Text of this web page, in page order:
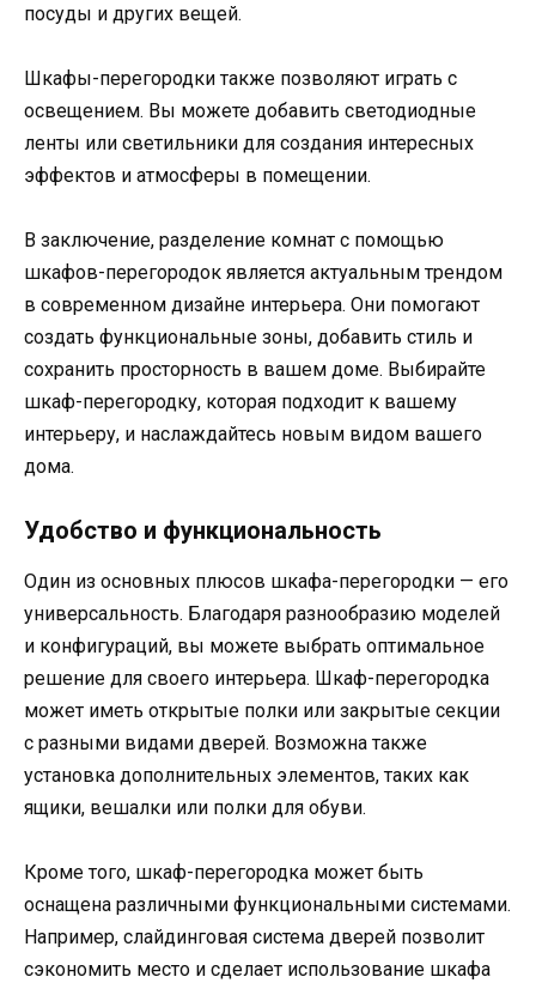
посуды и других вещей.
Шкафы-перегородки также позволяют играть с
освещением. Вы можете добавить светодиодные
ленты или светильники для создания интересных
эффектов и атмосферы в помещении.
В заключение, разделение комнат с помощью
шкафов-перегородок является актуальным трендом
в современном дизайне интерьера. Они помогают
создать функциональные зоны, добавить стиль и
сохранить просторность в вашем доме. Выбирайте
шкаф-перегородку, которая подходит к вашему
интерьеру, и наслаждайтесь новым видом вашего
дома.
Удобство и функциональность
Один из основных плюсов шкафа-перегородки — его
универсальность. Благодаря разнообразию моделей
и конфигураций, вы можете выбрать оптимальное
решение для своего интерьера. Шкаф-перегородка
может иметь открытые полки или закрытые секции
с разными видами дверей. Возможна также
установка дополнительных элементов, таких как
ящики, вешалки или полки для обуви.
Кроме того, шкаф-перегородка может быть
оснащена различными функциональными системами.
Например, слайдинговая система дверей позволит
сэкономить место и сделает использование шкафа